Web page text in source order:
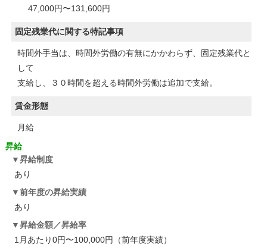
47,000円〜131,600円
固定残業代に関する特記事項
時間外手当は、時間外労働の有無にかかわらず、固定残業代と
して
支給し、３０時間を超える時間外労働は追加で支給。
賃金形態
月給
昇給
昇給制度
あり
前年度の昇給実績
あり
昇給金額／昇給率
1月あたり0円〜100,000円（前年度実績）